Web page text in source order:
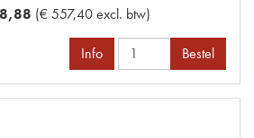
(€ 557,40 excl. btw)
Info Bestel